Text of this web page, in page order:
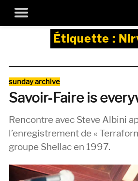
Étiquette :
Catégories
sunday archive
Savoir-Faire is
Rencontre avec Steve Albini
l’enregistrement de «
groupe Shellac en 1997.